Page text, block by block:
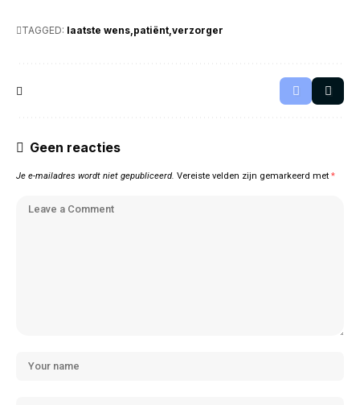
TAGGED: laatste wens patiënt verzorger
Geen reacties
Je e-mailadres wordt niet gepubliceerd. Vereiste velden zijn gemarkeerd met *